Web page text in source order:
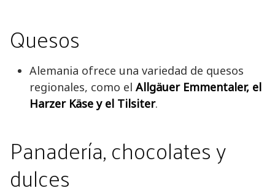
Quesos
Alemania ofrece una variedad de quesos
regionales, como el Allgäuer Emmentaler, el
Harzer Käse y el Tilsiter.
Panadería, chocolates y
dulces